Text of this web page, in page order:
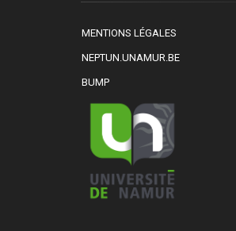
MENTIONS LÉGALES
NEPTUN.UNAMUR.BE
BUMP